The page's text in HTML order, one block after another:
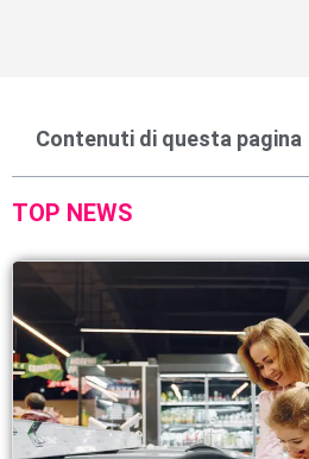
Contenuti di questa pagina
TOP NEWS